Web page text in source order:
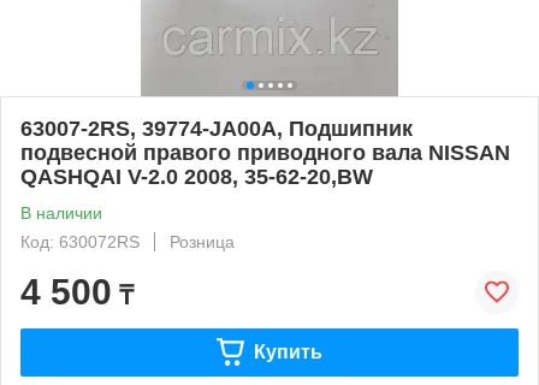
63007-2RS, 39774-JA00A, Подшипник
подвесной правого приводного вала NISSAN
QASHQAI V-2.0 2008, 35-62-20,BW
В наличии
Код: 630072RS
Розница
4 500 ₸
Купить